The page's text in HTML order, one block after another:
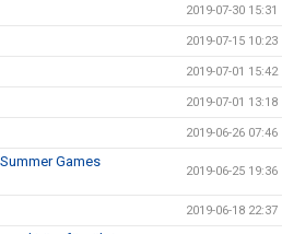
2019-07-30 15:31
2019-07-15 10:23
2019-07-01 15:42
2019-07-01 13:18
2019-06-26 07:46
Games
2019-06-25 19:36
2019-06-18 22:37